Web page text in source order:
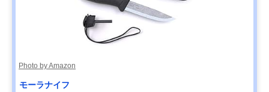
Photo by Amazon
モーラナイフ